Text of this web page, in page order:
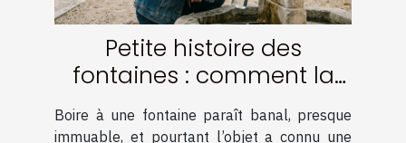
Petite histoire des
fontaines : comment la
filtration a tout changé
Boire à une fontaine paraît banal, presque
immuable, et pourtant l’objet a connu une